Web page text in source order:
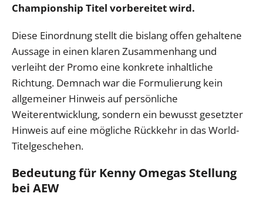
Championship Titel vorbereitet wird.
Diese Einordnung stellt die bislang offen gehaltene
Aussage in einen klaren Zusammenhang und
verleiht der Promo eine konkrete inhaltliche
Richtung. Demnach war die Formulierung kein
allgemeiner Hinweis auf persönliche
Weiterentwicklung, sondern ein bewusst gesetzter
Hinweis auf eine mögliche Rückkehr in das World-
Titelgeschehen.
Bedeutung für Kenny Omegas Stellung
bei AEW